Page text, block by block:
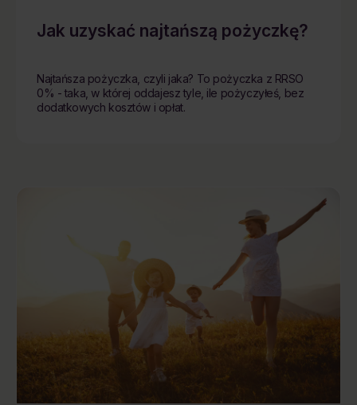
Jak uzyskać najtańszą pożyczkę?
Najtańsza pożyczka, czyli jaka? To pożyczka z RRSO
0% - taka, w której oddajesz tyle, ile pożyczyłeś, bez
dodatkowych kosztów i opłat.